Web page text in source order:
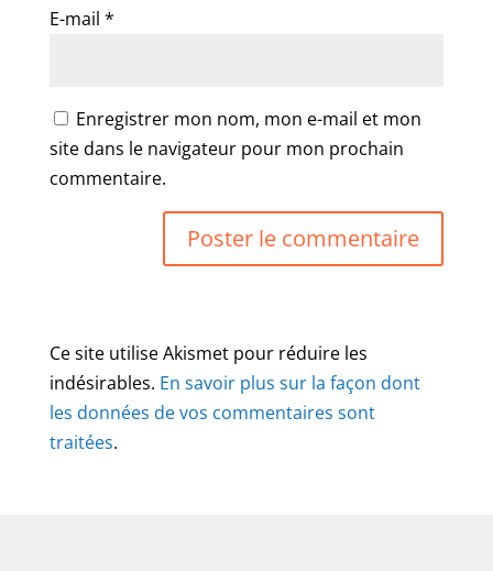
E-mail *
Enregistrer mon nom, mon e-mail et mon
site dans le navigateur pour mon prochain
commentaire.
Ce site utilise Akismet pour réduire les
indésirables. En savoir plus sur la façon dont
les données de vos commentaires sont
traitées.